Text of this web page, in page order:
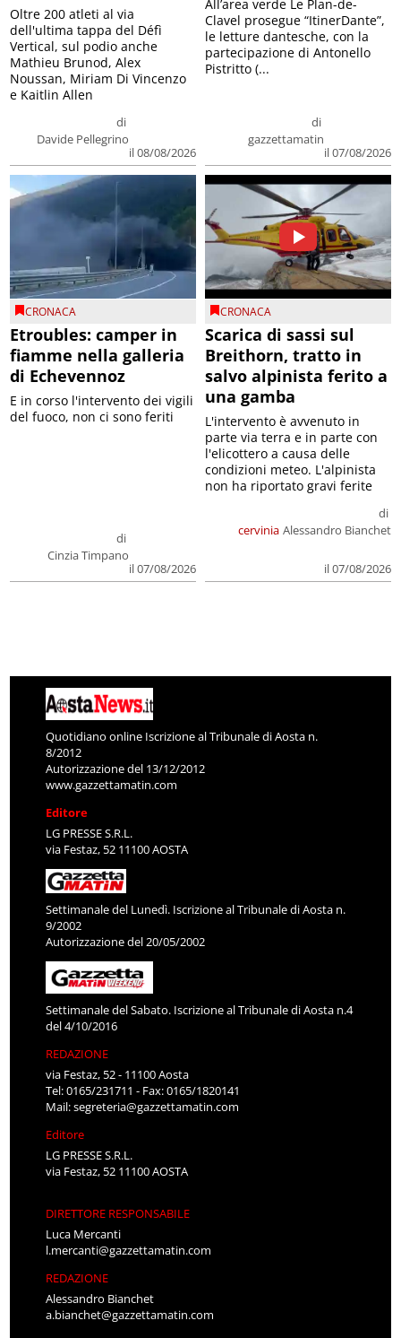
di
Davide Pellegrino
il 08/08/2026
Oltre 200 atleti al via
dell'ultima tappa del Défì
Vertical, sul podio anche
Mathieu Brunod, Alex
Noussan, Miriam Di Vincenzo
e Kaitlin Allen
di
gazzettamatin
il 07/08/2026
All’area verde Le Plan-de-
Clavel prosegue “ItinerDante”,
le letture dantesche, con la
partecipazione di Antonello
Pistritto (...
CRONACA
Etroubles: camper in
fiamme nella galleria
di Echevennoz
di
Cinzia Timpano
il 07/08/2026
E in corso l'intervento dei vigili
del fuoco, non ci sono feriti
CRONACA
Scarica di sassi sul
Breithorn, tratto in
salvo alpinista ferito a
una gamba
cervinia
di
Alessandro Bianchet
il 07/08/2026
L'intervento è avvenuto in
parte via terra e in parte con
l'elicottero a causa delle
condizioni meteo. L'alpinista
non ha riportato gravi ferite
Quotidiano online Iscrizione al Tribunale di Aosta n.
8/2012
Autorizzazione del 13/12/2012
www.gazzettamatin.com
Editore
LG PRESSE S.R.L.
via Festaz, 52 11100 AOSTA
Settimanale del Lunedì. Iscrizione al Tribunale di Aosta n.
9/2002
Autorizzazione del 20/05/2002
Settimanale del Sabato. Iscrizione al Tribunale di Aosta n.4
del 4/10/2016
REDAZIONE
via Festaz, 52 - 11100 Aosta
Tel: 0165/231711 - Fax: 0165/1820141
Mail:segreteria@gazzettamatin.com
Editore
LG PRESSE S.R.L.
via Festaz, 52 11100 AOSTA
DIRETTORE RESPONSABILE
Luca Mercanti
l.mercanti@gazzettamatin.com
REDAZIONE
Alessandro Bianchet
a.bianchet@gazzettamatin.com